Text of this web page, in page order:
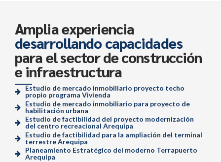
Amplia experiencia
desarrollando capacidades
para el sector de construcción
e infraestructura
Estudio de mercado inmobiliario proyecto techo
propio programa Vivienda
Estudio de mercado inmobiliario para proyecto de
habilitación urbana
Estudio de factibilidad del proyecto modernización
del centro recreacional Arequipa
Estudio de factibilidad para la ampliación del terminal
terrestre Arequipa
Planeamiento Estratégico del moderno Terrapuerto
Arequipa